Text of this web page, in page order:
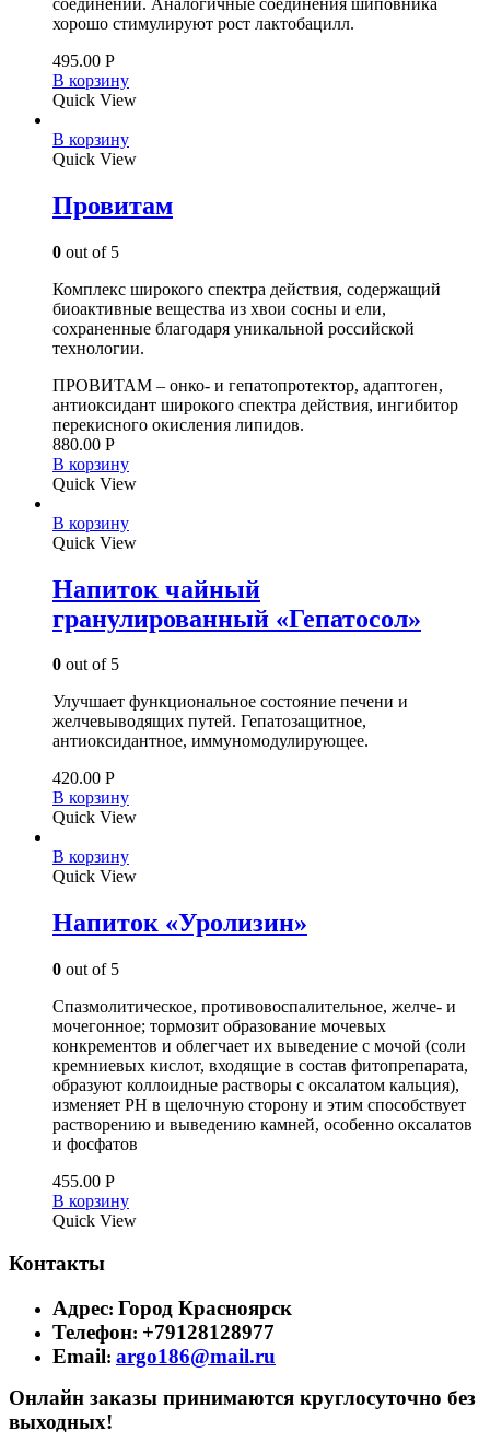
хорошо стимулируют рост лактобацилл.
495.00 Р
В корзину
Quick View
В корзину
Quick View
Провитам
0 out of 5
Комплекс широкого спектра действия, содержащий
биоактивные вещества из хвои сосны и ели,
сохраненные благодаря уникальной российской
технологии.
ПРОВИТАМ – онко- и гепатопротектор, адаптоген,
антиоксидант широкого спектра действия, ингибитор
перекисного окисления липидов.
880.00 Р
В корзину
Quick View
В корзину
Quick View
Напиток чайный
гранулированный «Гепатосол»
0 out of 5
Улучшает функциональное состояние печени и
желчевыводящих путей. Гепатозащитное,
антиоксидантное, иммуномодулирующее.
420.00 Р
В корзину
Quick View
В корзину
Quick View
Напиток «Уролизин»
0 out of 5
Спазмолитическое, противовоспалительное, желче-­ и
мочегонное; тормозит образование мочевых
конкрементов и облегчает их выведение с мочой (соли
кремниевых кислот, входящие в состав фитопрепарата,
образуют коллоидные растворы с оксалатом кальция),
изменяет РН в щелочную сторону и этим способствует
растворению и выведению камней, особенно оксалатов
и фосфатов
455.00 Р
В корзину
Quick View
Контакты
Адрес: Город Красноярск
Телефон: +79128128977
Email: argo186@mail.ru
Онлайн заказы принимаются круглосуточно без
выходных!